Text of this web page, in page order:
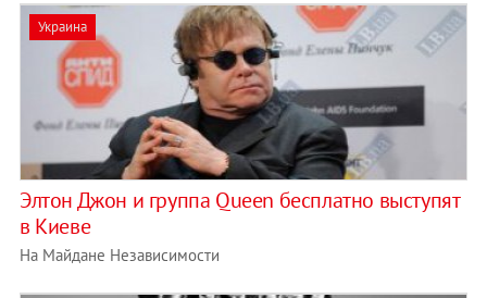
Украина
Элтон Джон и группа Queen бесплатно выступят
в Киеве
На Майдане Независимости